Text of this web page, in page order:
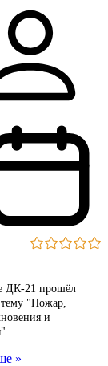
ДК-21 прошёл
тему "Пожар,
и
»